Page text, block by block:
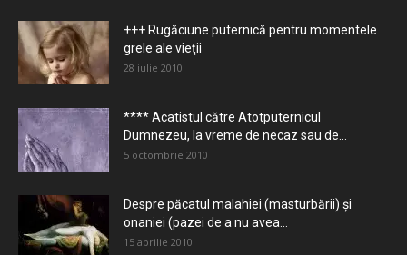
+++ Rugăciune puternică pentru momentele
grele ale vieţii
28 iulie 2010
**** Acatistul către Atotputernicul
Dumnezeu, la vreme de necaz sau de...
5 octombrie 2010
Despre păcatul malahiei (masturbării) şi
onaniei (pazei de a nu avea...
15 aprilie 2010